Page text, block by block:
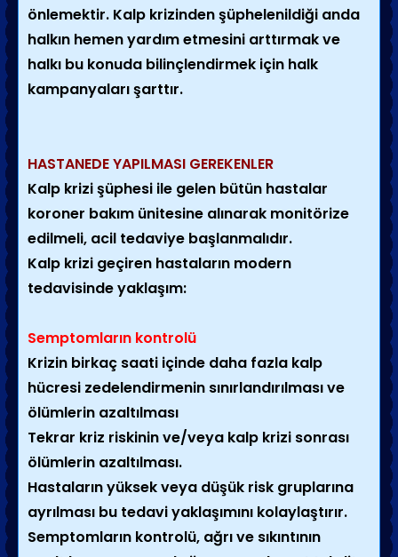
önlemektir. Kalp krizinden şüphelenildiği anda
halkın hemen yardım etmesini arttırmak ve
halkı bu konuda bilinçlendirmek için halk
kampanyaları şarttır.
HASTANEDE YAPILMASI GEREKENLER
Kalp krizi şüphesi ile gelen bütün hastalar
koroner bakım ünitesine alınarak monitörize
edilmeli, acil tedaviye başlanmalıdır.
Kalp krizi geçiren hastaların modern
tedavisinde yaklaşım:
Semptomların kontrolü
Krizin birkaç saati içinde daha fazla kalp
hücresi zedelendirmenin sınırlandırılması ve
ölümlerin azaltılması
Tekrar kriz riskinin ve/veya kalp krizi sonrası
ölümlerin azaltılması.
Hastaların yüksek veya düşük risk gruplarına
ayrılması bu tedavi yaklaşımını kolaylaştırır.
Semptomların kontrolü, ağrı ve sıkıntının